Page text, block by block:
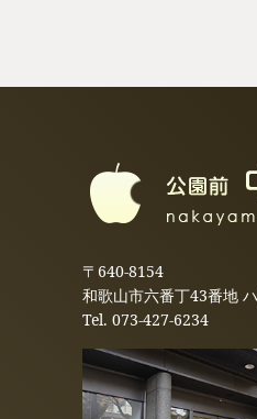
〒640-8154
和歌山市六番丁43番地
Tel.073-427-6234